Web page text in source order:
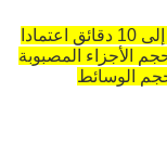
متوسط وقت الدورة يمكن أن يتراوح من 1.5 إلى 10 دقائق اعتمادا
الأجزاء المصبوبة
الوسائط